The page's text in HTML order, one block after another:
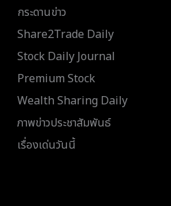
กระดานข่าว
Share2Trade Daily
Stock Daily Journal
Premium Stock
Wealth Sharing Daily
ภาพข่าวประชาสัมพันธ์
เรื่องเด่นวันนี้